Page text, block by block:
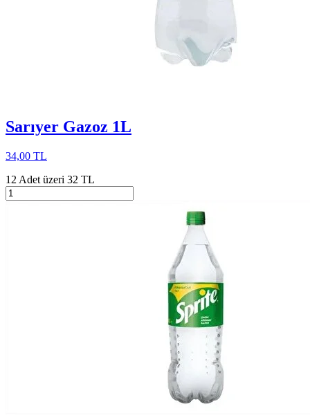
Sarıyer Gazoz 1L
34,00 TL
12 Adet üzeri 32 TL